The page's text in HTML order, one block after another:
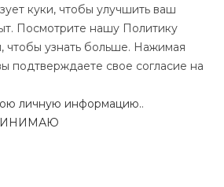
куки, чтобы улучшить ваш
Посмотрите нашу Политику
чтобы узнать больше. Нажимая
подтверждаете свое согласие на
личную информацию..